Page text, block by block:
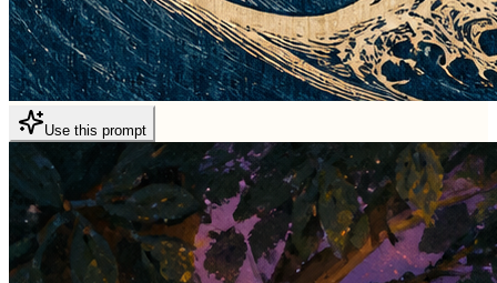
Use this prompt